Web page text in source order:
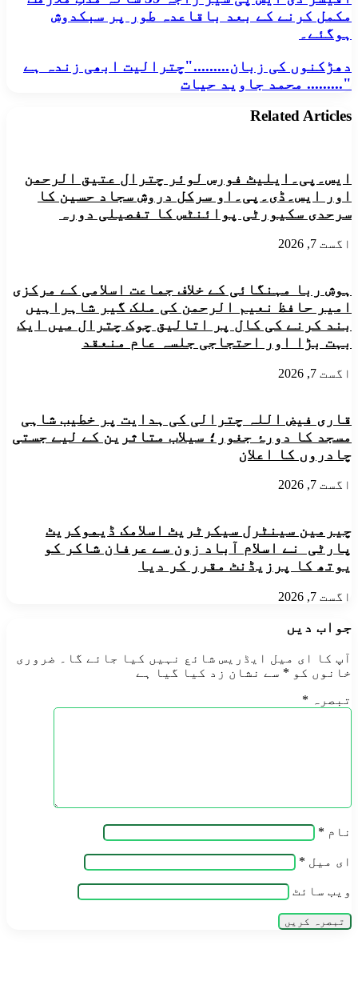
چترال
کے
باوقار
شائستہ
مزاج
آفیسر
ڈی
ایس
سالہ
مدتِ
ملازمت
مکمل
کرنے
باقاعدہ
طور
پر
سبکدوش
ہوگئے۔
مکمل کرنے کے بعد باقاعدہ طور پر سبکدوش
ہوگئے۔
دھڑکنوں
کی
زبان........."چترالیت
ابھی
زندہ
جاوید
حیات
دھڑکنوں کی زبان........."چترالیت ابھی زندہ ہے
"......... محمد جاوید حیات
Related Articles
ایس۔پی۔ایلیٹ فورس لوئر چترال عتیق الرحمن
اور ایس۔ڈی۔پی۔او سرکل دروش سجاد حسین کا
سرحدی سکیورٹی پوائنٹس کا تفصیلی دورہ
اگست 7, 2026
ہوش ربا مہنگائی کے خلاف جماعت اسلامی کے مرکزی
امیر حافظ نعیم الرحمن کی ملک گیر شاہراہیں
بند کرنے کی کال پر اتالیق چوک چترال میں ایک
بہت بڑا اور احتجاجی جلسہ عام منعقد
اگست 7, 2026
قاری فیض اللہ چترالی کی ہدایت پر خطیب شاہی
مسجد کا دورۂ جغور؛ سیلاب متاثرین کے لیے جستی
چادروں کا اعلان
اگست 7, 2026
چیرمین سینٹرل سیکرٹریٹ اسلامک ڈیموکریٹ
پارٹی نے اسلام آباد زون سے عرفان شاکر کو
یوتھ کا پرزیڈنٹ مقرر کر دیا
اگست 7, 2026
جواب دیں
آپ کا ای میل ایڈریس شائع نہیں کیا جائے گا۔
ضروری
خانوں کو * سے نشان زد کیا گیا ہے
تبصرہ *
نام *
ای میل *
ویب‌ سائٹ